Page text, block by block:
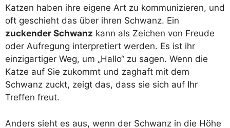
Katzen haben ihre eigene Art zu kommunizieren, und
oft geschieht das über ihren Schwanz. Ein
zuckender Schwanz kann als Zeichen von Freude
oder Aufregung interpretiert werden. Es ist ihr
einzigartiger Weg, um „Hallo“ zu sagen. Wenn die
Katze auf Sie zukommt und zaghaft mit dem
Schwanz zuckt, zeigt das, dass sie sich auf Ihr
Treffen freut.
Anders sieht es aus, wenn der Schwanz in die Höhe